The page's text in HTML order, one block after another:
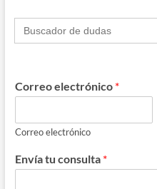
b
o
k
Buscar:
Correo electrónico *
Correo electrónico
Envía tu consulta *